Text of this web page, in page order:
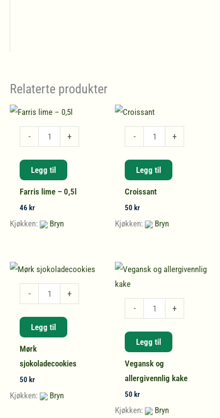
Relaterte produkter
-
lime
–
0,5l
antall
+
Legg til
Farris lime – 0,5l
46 kr
Kjøkken: Bryn
-
Croissant
antall
+
Legg til
Croissant
50 kr
Kjøkken: Bryn
-
sjokoladecookies
antall
+
Legg til
Mørk
sjokoladecookies
50 kr
Kjøkken: Bryn
-
og
allergivennlig
kake
antall
+
Legg til
Vegansk og
allergivennlig kake
50 kr
Kjøkken: Bryn